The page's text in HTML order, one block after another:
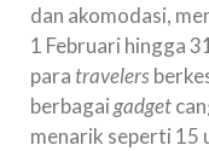
dan akomodasi,
1 Februari hingga
para travelers
berbagaigadget
menarik seperti 15